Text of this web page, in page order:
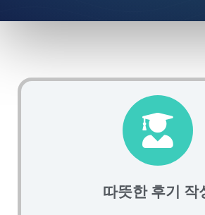
따뜻한 후기 작